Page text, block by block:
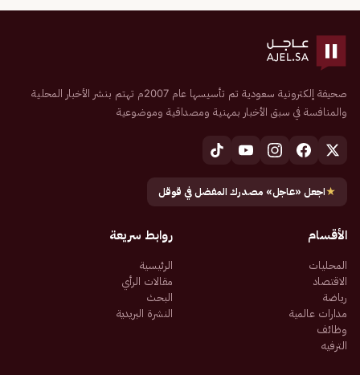
صحيفة إلكترونية سعودية تم تأسيسها عام 2007م تهتم بنشر الأخبار المحلية
والمنافسة في سبق الأخبار بمهنية ومصداقية وموضوعية
★اجعل «عاجل» مصدرك المفضل في قوقل
الأقسام
المحليات
الاقتصاد
رياضة
مدارات عالمية
وظائف
الترفيه
روابط سريعة
الرئيسية
مقالات الرأي
البحث
النشرة البريدية